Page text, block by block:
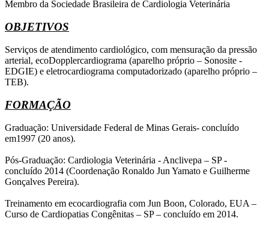
Membro da Sociedade Brasileira de Cardiologia Veterinária
OBJETIVOS
Serviços de atendimento cardiológico, com mensuração da pressão
arterial, ecoDopplercardiograma (aparelho próprio – Sonosite -
EDGIE) e eletrocardiograma computadorizado (aparelho próprio –
TEB).
FORMAÇÃO
Graduação: Universidade Federal de Minas Gerais- concluído
em1997 (20 anos).
Pós-Graduação: Cardiologia Veterinária - Anclivepa – SP -
concluído 2014 (Coordenação Ronaldo Jun Yamato e Guilherme
Gonçalves Pereira).
Treinamento em ecocardiografia com Jun Boon, Colorado, EUA –
Curso de Cardiopatias Congênitas – SP – concluído em 2014.